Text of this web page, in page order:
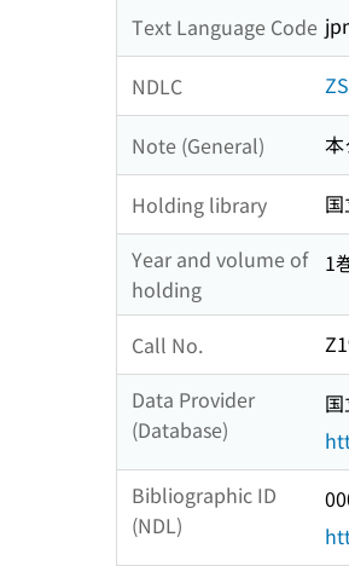
Text Language Code
NDLC
Note (General)
Holding library
Year and volume of
holding
1
Call No.
Data Provider
(Database)
Bibliographic ID
(NDL)